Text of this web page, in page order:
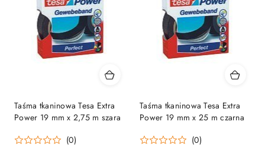
Taśma tkaninowa Tesa Extra
Power 19 mm x 2,75 m szara
(0)
Taśma tkaninowa Tesa Extra
Power 19 mm x 25 m czarna
(0)